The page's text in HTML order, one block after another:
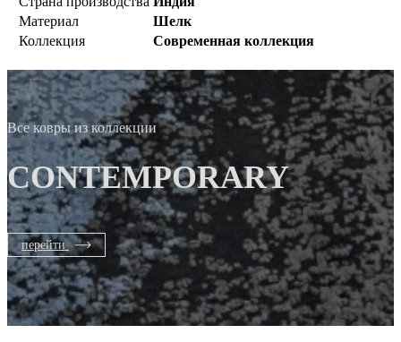
Материал
Шелк
Коллекция
Современная коллекция
Все ковры из коллекции
CONTEMPORARY
перейти